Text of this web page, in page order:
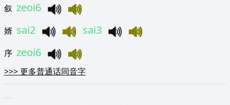
叙 zeoi6
婿 sai2 sai3
序 zeoi6
>>>更多普通话同音字